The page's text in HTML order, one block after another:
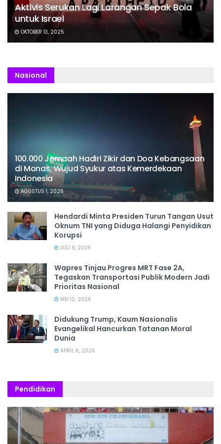
Aktivis Serukan Lagi Larangan Sepak Bola
untuk Israel
OKTOBER 13, 2025
Nasional
100.000 Jemaah Hadiri Zikir dan Doa Kebangsaan
di Monas, Wujud Syukur atas Kemerdekaan
Indonesia
AGUSTUS 1, 2026
Hendardi Minta Presiden Turun Tangan Usut
Oknum TNI yang Diduga Halangi Penyidikan
Korupsi
JULI 9, 2026
Wapres Tinjau Progres MRT Fase 2A,
Tegaskan Transportasi Publik Modern Jadi
Prioritas Nasional
MEI 12, 2026
Didukung Trump, Kaum Nasionalis
Evangelikal Hancurkan Tatanan Moral
Dunia
APRIL 6, 2026
Pendidikan